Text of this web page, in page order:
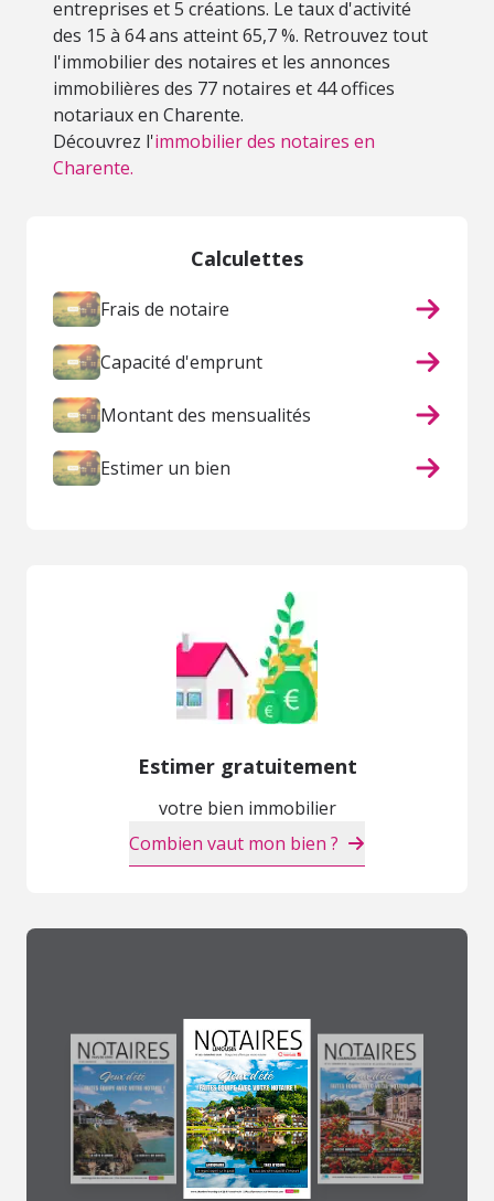
entreprises et 5 créations. Le taux d'activité
des 15 à 64 ans atteint 65,7 %. Retrouvez tout
l'immobilier des notaires et les annonces
immobilières des 77 notaires et 44 offices
notariaux en Charente.
Découvrez l'immobilier des notaires en
Charente.
Calculettes
Frais de notaire
Capacité d'emprunt
Montant des mensualités
Estimer un bien
Estimer gratuitement
votre bien immobilier
Combien vaut mon bien ?